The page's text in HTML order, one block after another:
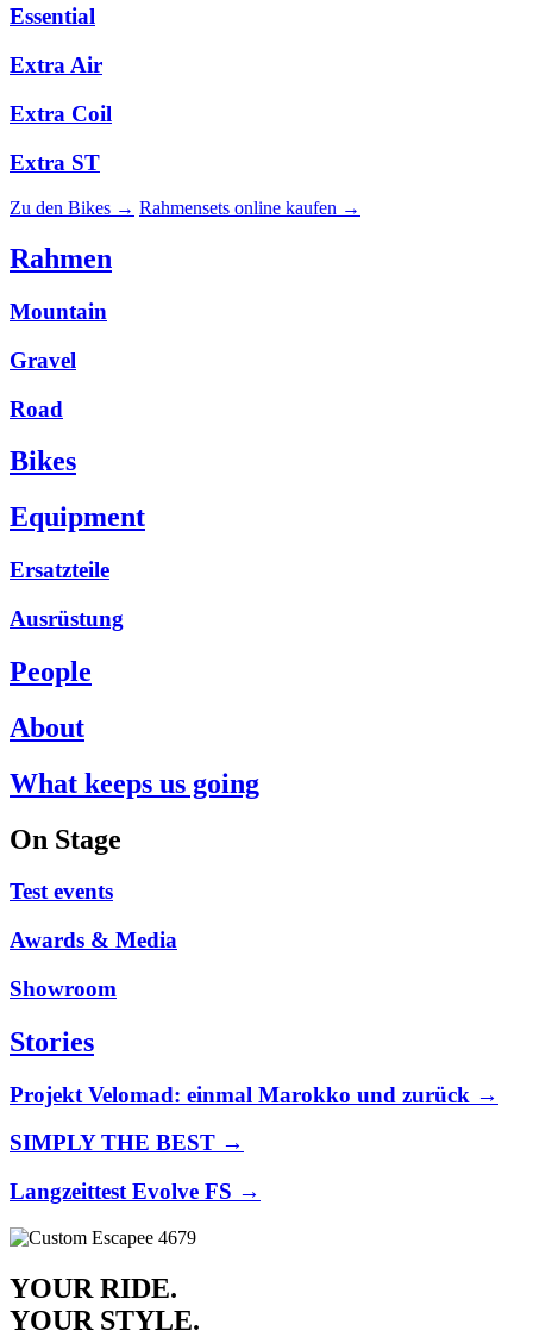
Essential
Extra Air
Extra Coil
Extra ST
Zu den Bikes → Rahmensets online kaufen →
Rahmen
Mountain
Gravel
Road
Bikes
Equipment
Ersatzteile
Ausrüstung
People
About
What keeps us going
On Stage
Test events
Awards & Media
Showroom
Stories
Projekt Velomad: einmal Marokko und zurück →
SIMPLY THE BEST →
Langzeittest Evolve FS →
YOUR RIDE.
YOUR STYLE.